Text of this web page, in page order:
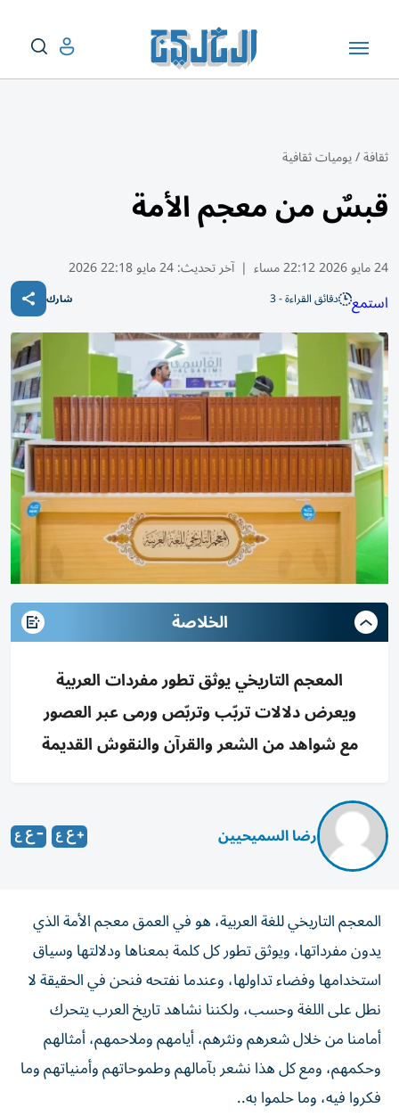
ثقافة/يوميات ثقافية
قبسٌ من معجم الأمة
24 مايو 2026 22:12 مساء | آخر تحديث:24 مايو 22:18 2026
استمع دقائق القراءة - 3 شارك
الخلاصة
المعجم التاريخي يوثق تطور مفردات العربية
ويعرض دلالات تربّب وتربّص ورمى عبر العصور
مع شواهد من الشعر والقرآن والنقوش القديمة
رضا السميحيين
المعجم التاريخي للغة العربية، هو في العمق معجم الأمة الذي
يدون مفرداتها، ويوثق تطور كل كلمة بمعناها ودلالتها وسياق
استخدامها وفضاء تداولها، وعندما نفتحه فنحن في الحقيقة لا
نطل على اللغة وحسب، ولكننا نشاهد تاريخ العرب يتحرك
أمامنا من خلال شعرهم ونثرهم، أيامهم وملاحمهم، أمثالهم
وحكمهم، ومع كل هذا نشعر بآمالهم وطموحاتهم وأمنياتهم وما
فكروا فيه، وما حلموا به..